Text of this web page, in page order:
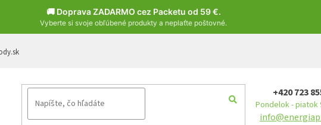
🚚 Doprava ZADARMO cez Packetu od 59 €.
Vyberte si svoje obľúbené produkty a neplaťte poštovné.
+420 723
Pondelok - piatok